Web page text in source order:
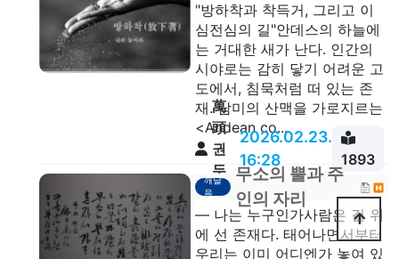
"방하착과 착득거, 그리고 이
심전심의 길"안데스의 하늘에
는 거대한 새가 난다. 인간의
시야로는 감히 닿기 어려운 고
도에서, 침묵처럼 떠 있는 존
재. 남미의 산맥을 가로지르는
<Andean co...
萬
頭
권
두
안
2026.02.23.
16:28
1893
깨달
음
무소의 뿔과 주
인의 자리
— 나는 누구인가사람은 길 위
에 선 존재다. 태어나면서부터
우리는 이미 어디엔가 놓여 있